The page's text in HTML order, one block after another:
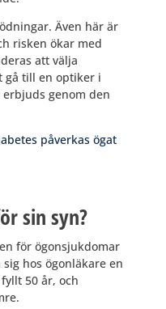
Även här är
risken ökar med
att välja
gå till en optiker i
genom den
påverkas ögat
sin syn?
för ögonsjukdomar
hos ögonläkare en
50 år, och